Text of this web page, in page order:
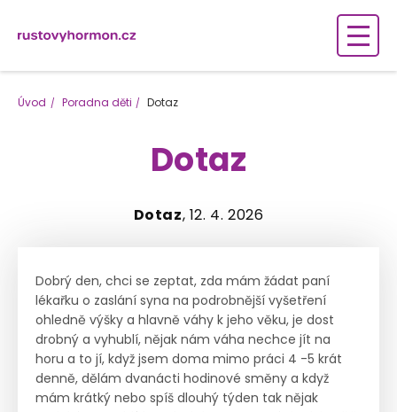
Úvod Poradna děti Dotaz
Dotaz
Dotaz, 12. 4. 2026
Dobrý den, chci se zeptat, zda mám žádat paní
lékařku o zaslání syna na podrobnější vyšetření
ohledně výšky a hlavně váhy k jeho věku, je dost
drobný a vyhublí, nějak nám váha nechce jít na
horu a to jí, když jsem doma mimo práci 4 -5 krát
denně, dělám dvanácti hodinové směny a když
mám krátký nebo spíš dlouhý týden tak nějak